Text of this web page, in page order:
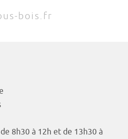
bois.fr
8h30 à 12h et de 13h30 à